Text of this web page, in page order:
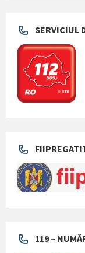
SERVICIUL
119 –